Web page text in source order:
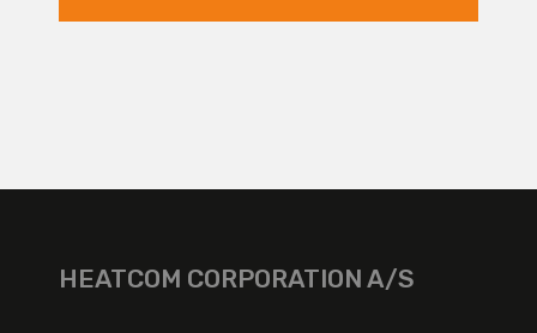
HEATCOM CORPORATION A/S